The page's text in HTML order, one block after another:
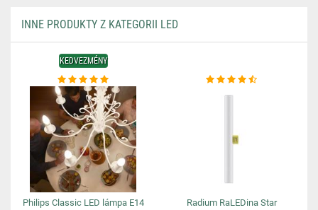
INNE PRODUKTY Z KATEGORII LED
KEDVEZMÉNY
Philips Classic LED lámpa E14
Radium RaLEDina Star